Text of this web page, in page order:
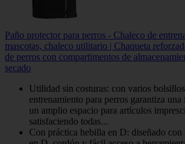
Paño protector para perros - Chaleco de
mascotas, chaleco utilitario | Chaqueta
de perros con compartimentos de
secado
Utilidad sin costuras: con varios
entrenamiento para perros garantiza
un amplio espacio para artículos
satisfaciendo todas...
Con práctica hebilla en D: diseñado con